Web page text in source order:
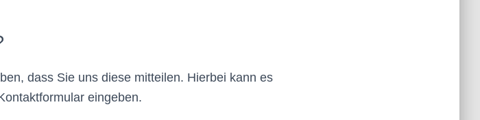
dass Sie uns diese mitteilen. Hierbei kann es
eingeben.